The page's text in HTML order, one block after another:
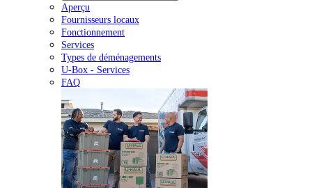
Aperçu
Fournisseurs locaux
Fonctionnement
Services
Types de déménagements
U-Box - Services
FAQ